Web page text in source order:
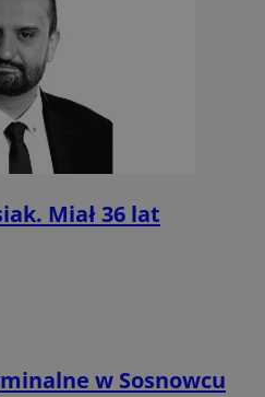
Miał 36 lat
w Sosnowcu